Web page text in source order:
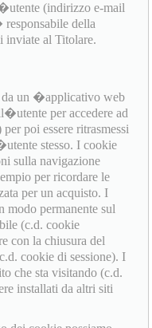
(indirizzo e-mail
della
inviate al Titolare.
da un �applicativo web
per accedere ad
poi essere ritrasmessi
stesso. I cookie
sulla navigazione
per ricordare le
per un acquisto. I
modo permanente sul
(c.d. cookie
con la chiusura del
cookie di sessione). I
che sta visitando (c.d.
installati da altri siti